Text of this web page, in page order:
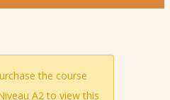
the course
A2to view this